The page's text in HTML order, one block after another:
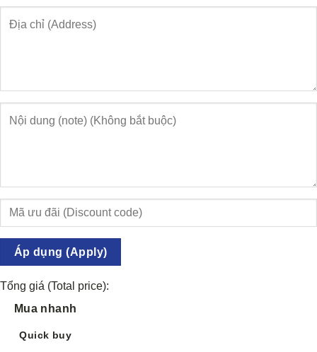
Áp dụng (Apply)
Tổng giá (Total price):
Mua nhanh
Quick buy